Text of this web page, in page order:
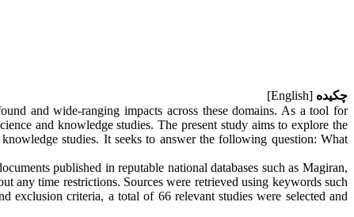
چکیده [English]
and wide-ranging impacts across these domains. As a tool for
and knowledge studies. The present study aims to explore the
studies. It seeks to answer the following question: What
published in reputable national databases such as Magiran,
time restrictions. Sources were retrieved using keywords such
exclusion criteria, a total of 66 relevant studies were selected and